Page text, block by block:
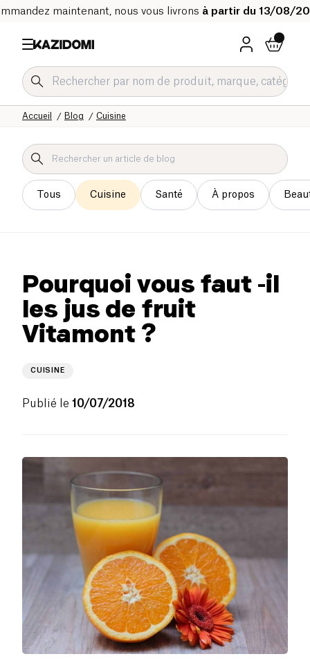
maintenant, nous vous livrons à partir du 13/08/
Cuisine
Blog
Accueil
Tous Cuisine Santé À propos
Pourquoi vous faut -il
les jus de fruit
Vitamont ?
CUISINE
Publié le 10/07/2018